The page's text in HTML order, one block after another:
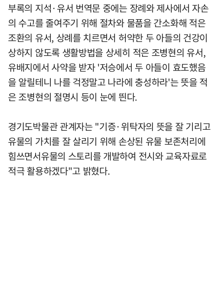
부록의 지석·유서 번역문 중에는 장례와 제사에서 자손
의 수고를 줄여주기 위해 절차와 물품을 간소화해 적은
조환의 유서, 상례를 치르면서 허약한 두 아들의 건강이
상하지 않도록 생활방법을 상세히 적은 조병현의 유서,
유배지에서 사약을 받자 '저승에서 두 아들이 효도했음
을 알릴테니 나를 걱정말고 나라에 충성하라'는 뜻을 적
은 조병현의 절명시 등이 눈에 띈다.
경기도박물관 관계자는 "기증·위탁자의 뜻을 잘 기리고
유물의 가치를 잘 살리기 위해 손상된 유물 보존처리에
힘쓰면서유물의 스토리를 개발하여 전시와 교육자료로
적극 활용하겠다"고 밝혔다.